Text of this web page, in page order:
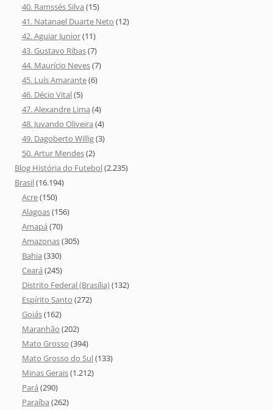
40. Ramssés Silva (15)
41. Natanael Duarte Neto (12)
42. Aguiar Junior(11)
43. Gustavo Ribas(7)
44. Maurício Neves(7)
45. Luís Amarante(6)
46. Décio Vital(5)
47. Alexandre Lima (4)
48. Juvando Oliveira (4)
49. Dagoberto Willig(3)
50. Artur Mendes(2)
Blog História do Futebol(2.235)
Brasil(16.194)
Acre(150)
Alagoas(156)
Amapá (70)
Amazonas(305)
Bahia (330)
Ceará (245)
Distrito Federal (Brasília)(132)
Espírito Santo (272)
Goiás(162)
Maranhão (202)
Mato Grosso (394)
Mato Grosso do Sul(133)
Minas Gerais(1.212)
Pará (290)
Paraíba (262)